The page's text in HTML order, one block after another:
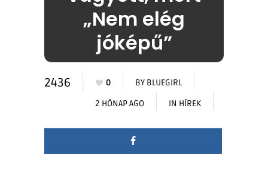
„Nem elég
jóképű”
2436 0 BY BLUEGIRL
2 HÓNAP AGO IN HÍREK